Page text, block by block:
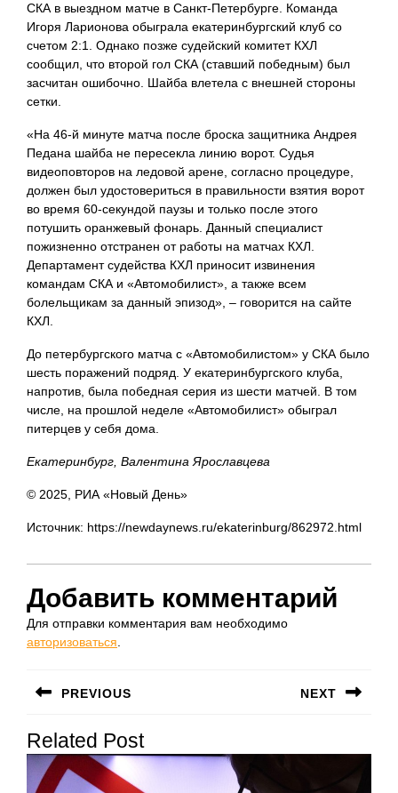
СКА в выездном матче в Санкт-Петербурге. Команда
Игоря Ларионова обыграла екатеринбургский клуб со
счетом 2:1. Однако позже судейский комитет КХЛ
сообщил, что второй гол СКА (ставший победным) был
засчитан ошибочно. Шайба влетела с внешней стороны
сетки.
«На 46-й минуте матча после броска защитника Андрея
Педана шайба не пересекла линию ворот. Судья
видеоповторов на ледовой арене, согласно процедуре,
должен был удостовериться в правильности взятия ворот
во время 60-секундой паузы и только после этого
потушить оранжевый фонарь. Данный специалист
пожизненно отстранен от работы на матчах КХЛ.
Департамент судейства КХЛ приносит извинения
командам СКА и «Автомобилист», а также всем
болельщикам за данный эпизод», – говорится на сайте
КХЛ.
До петербургского матча с «Автомобилистом» у СКА было
шесть поражений подряд. У екатеринбургского клуба,
напротив, была победная серия из шести матчей. В том
числе, на прошлой неделе «Автомобилист» обыграл
питерцев у себя дома.
Екатеринбург, Валентина Ярославцева
© 2025, РИА «Новый День»
Источник: https://newdaynews.ru/ekaterinburg/862972.html
Добавить комментарий
Для отправки комментария вам необходимо
авторизоваться.
по
записям
PREVIOUS
запись:
NEXT
запись:
Related Post